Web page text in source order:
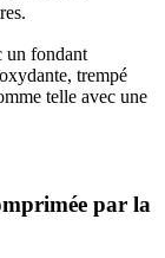
un fondant
trempé
telle avec une
par la